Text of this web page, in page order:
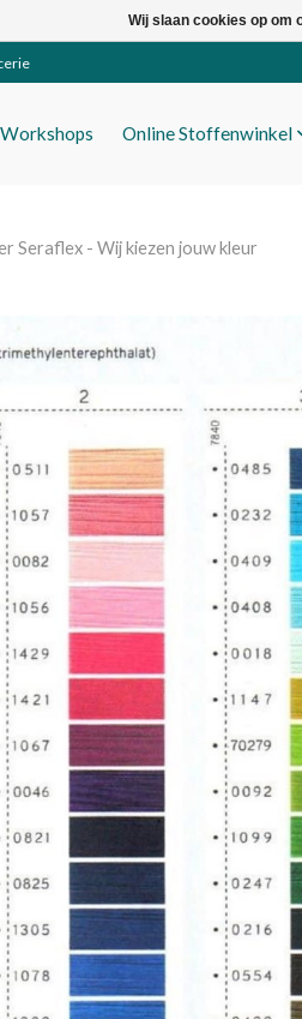
Workshops Online Stoffenwinkel
Seraflex - Wij kiezen jouw kleur
Wij slaan cookies op om